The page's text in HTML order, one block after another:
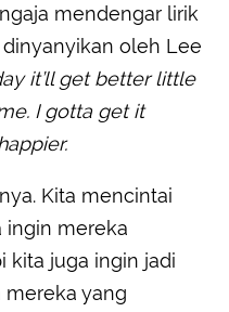
mendengar lirik
oleh Lee
it’ll get better little
I gotta get it
Kita mencintai
ingin mereka
kita juga ingin jadi
mereka yang